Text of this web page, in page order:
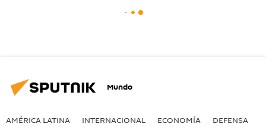
Mundo
AMÉRICA LATINA INTERNACIONAL ECONOMÍA DEFENSA